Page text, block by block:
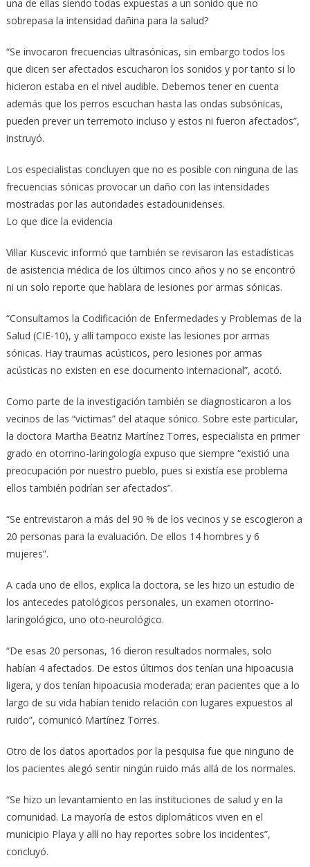
una de ellas siendo todas expuestas a un sonido que no
sobrepasa la intensidad dañina para la salud?
“Se invocaron frecuencias ultrasónicas, sin embargo todos los
que dicen ser afectados escucharon los sonidos y por tanto si lo
hicieron estaba en el nivel audible. Debemos tener en cuenta
además que los perros escuchan hasta las ondas subsónicas,
pueden prever un terremoto incluso y estos ni fueron afectados”,
instruyó.
Los especialistas concluyen que no es posible con ninguna de las
frecuencias sónicas provocar un daño con las intensidades
mostradas por las autoridades estadounidenses.
Lo que dice la evidencia
Villar Kuscevic informó que también se revisaron las estadísticas
de asistencia médica de los últimos cinco años y no se encontró
ni un solo reporte que hablara de lesiones por armas sónicas.
“Consultamos la Codificación de Enfermedades y Problemas de la
Salud (CIE-10), y allí tampoco existe las lesiones por armas
sónicas. Hay traumas acústicos, pero lesiones por armas
acústicas no existen en ese documento internacional”, acotó.
Como parte de la investigación también se diagnosticaron a los
vecinos de las “victimas” del ataque sónico. Sobre este particular,
la doctora Martha Beatriz Martínez Torres, especialista en primer
grado en otorrino-laringología expuso que siempre “existió una
preocupación por nuestro pueblo, pues si existía ese problema
ellos también podrían ser afectados”.
“Se entrevistaron a más del 90 % de los vecinos y se escogieron a
20 personas para la evaluación. De ellos 14 hombres y 6
mujeres”.
A cada uno de ellos, explica la doctora, se les hizo un estudio de
los antecedes patológicos personales, un examen otorrino-
laringológico, uno oto-neurológico.
“De esas 20 personas, 16 dieron resultados normales, solo
habían 4 afectados. De estos últimos dos tenían una hipoacusia
ligera, y dos tenían hipoacusia moderada; eran pacientes que a lo
largo de su vida habían tenido relación con lugares expuestos al
ruido”, comunicó Martínez Torres.
Otro de los datos aportados por la pesquisa fue que ninguno de
los pacientes alegó sentir ningún ruido más allá de los normales.
“Se hizo un levantamiento en las instituciones de salud y en la
comunidad. La mayoría de estos diplomáticos viven en el
municipio Playa y allí no hay reportes sobre los incidentes”,
concluyó.